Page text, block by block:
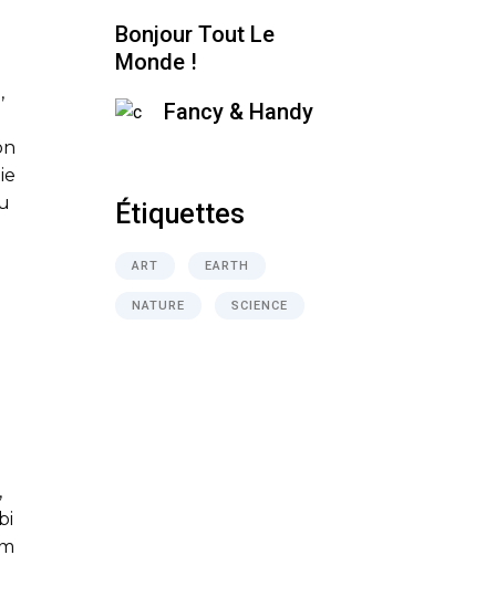
Bonjour Tout Le
Monde !
Fancy & Handy
Étiquettes
ART EARTH
NATURE SCIENCE